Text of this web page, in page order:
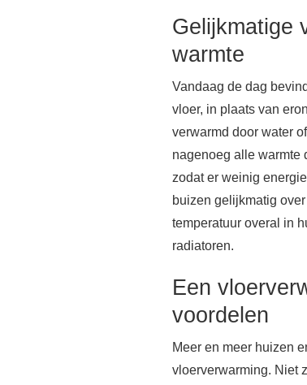
Gelijkmatige
warmte
Vandaag de dag
vloer, in plaats van
verwarmd door water
nagenoeg alle warmte
zodat er weinig
buizen gelijkmatig
temperatuur overal in
radiatoren.
Een
voordelen
Meer en meer huizen
vloerverwarming. Niet